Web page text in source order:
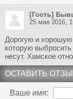
[Гость]
25 мая 2016,
Дорогую и хорошую
которую
несут. Хамское
ОСТАВИТЬ
Ваше имя: